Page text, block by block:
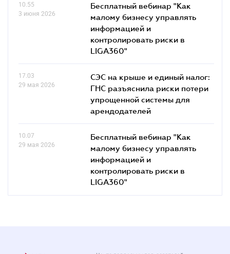
10.55
3 июня 2026
Бесплатный вебинар "Как
малому бизнесу управлять
информацией и
контролировать риски в
LIGA360"
17.03
29 мая 2026
СЭС на крыше и единый налог:
ГНС разъяснила риски потери
упрощенной системы для
арендодателей
10.07
29 мая 2026
Бесплатный вебинар "Как
малому бизнесу управлять
информацией и
контролировать риски в
LIGA360"